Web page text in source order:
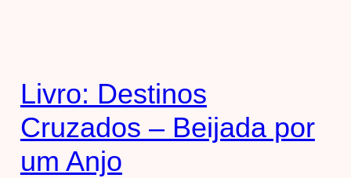
Livro: Destinos
Cruzados – Beijada por
um Anjo